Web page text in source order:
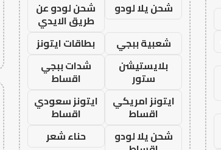
شحن يلا لودو
شحن لودو عن
طريق الايدي
شعبية ببجي
بطاقات ايتونز
بلايستيشن
ستور
شدات ببجي
اقساط
ايتونز امريكي
اقساط
ايتونز سعودي
اقساط
شحن يلا لودو
حناء شعر